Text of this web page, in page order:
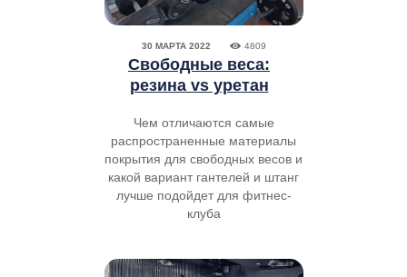
30 МАРТА 2022 4809
Свободные веса:
резина vs уретан
Чем отличаются самые
распространенные материалы
покрытия для свободных весов и
какой вариант гантелей и штанг
лучше подойдет для фитнес-
клуба